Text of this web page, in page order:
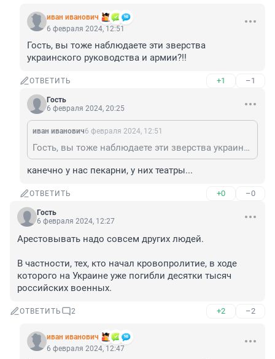
иван иванович
6 февраля 2024, 12:51
Гость, вы тоже наблюдаете эти зверства
украинского руководства и армии?!!
ОТВЕТИТЬ +1 –1
Гость
6 февраля 2024, 20:25
иван иванович6 февраля 2024, 12:51
Гость, вы тоже наблюдаете эти зверства украинского руководства и армии?!!
канечно у нас пекарни, у них театры...
ОТВЕТИТЬ +0 –0
Гость
6 февраля 2024, 12:27
Арестовывать надо совсем других людей.
В частности, тех, кто начал кровопролитие, в ходе
которого на Украине уже погибли десятки тысяч
российских военных.
ОТВЕТИТЬ 2 +2 –2
иван иванович
6 февраля 2024, 12:47